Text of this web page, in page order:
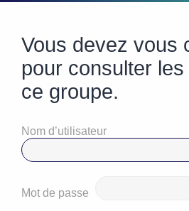
Vous devez vous
pour consulter
ce groupe.
Nom d’utilisateur
Mot de passe